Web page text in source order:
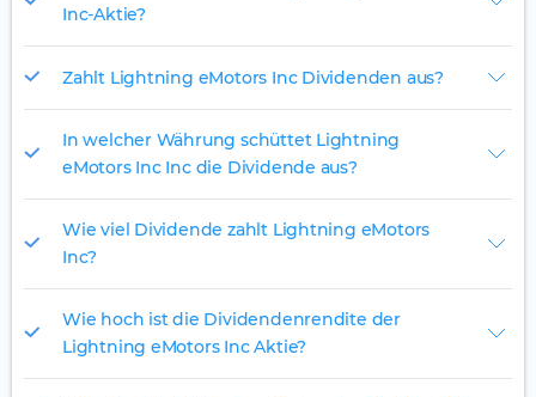
Inc-Aktie?
Zahlt Lightning eMotors Inc Dividenden aus?
In welcher Währung schüttet Lightning
eMotors Inc Inc die Dividende aus?
Wie viel Dividende zahlt Lightning eMotors
Inc?
Wie hoch ist die Dividendenrendite der
Lightning eMotors Inc Aktie?